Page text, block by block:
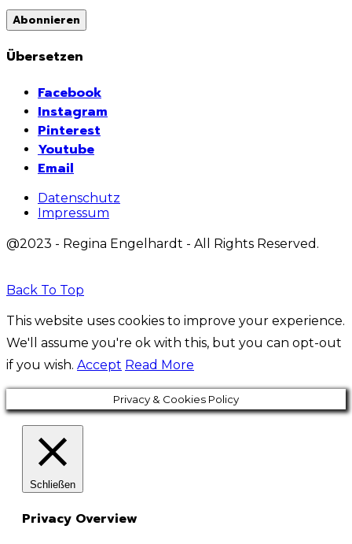
Abonnieren
Übersetzen
Facebook
Instagram
Pinterest
Youtube
Email
Datenschutz
Impressum
@2023 - Regina Engelhardt - All Rights Reserved.
Back To Top
This website uses cookies to improve your experience.
We'll assume you're ok with this, but you can opt-out
if you wish. Accept Read More
Privacy & Cookies Policy
Schließen
Privacy Overview